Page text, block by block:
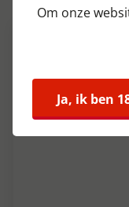
12x33 cl 6%
Om onze
Ja, ik ben